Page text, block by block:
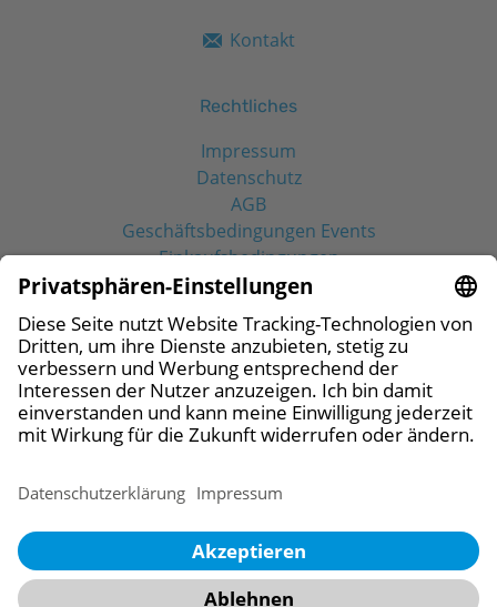
Kontakt
Rechtliches
Impressum
Datenschutz
AGB
Geschäftsbedingungen Events
Einkaufsbedingungen
Social Media
© 2026 CAMLOG Vertriebs GmbH